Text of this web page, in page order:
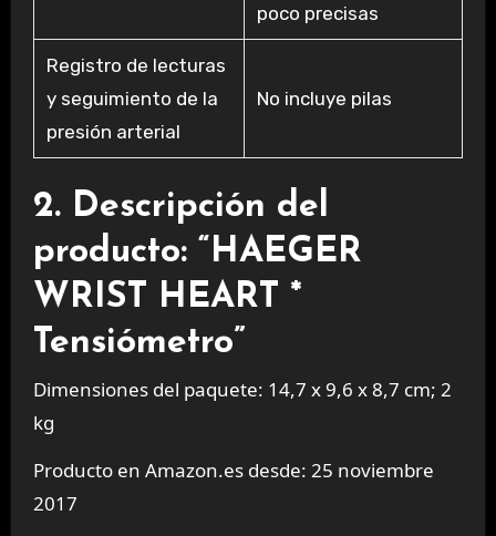
poco precisas
Registro de lecturas
y seguimiento de la
presión arterial
No incluye pilas
2. Descripción del
producto: “HAEGER
WRIST HEART *
Tensiómetro”
Dimensiones del paquete: 14,7 x 9,6 x 8,7 cm; 2
kg
Producto en Amazon.es desde: 25 noviembre
2017